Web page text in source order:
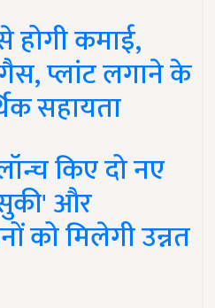
कमाई,
प्लांट लगाने के
सहायता
किए दो नए
और
को मिलेगी उन्नत